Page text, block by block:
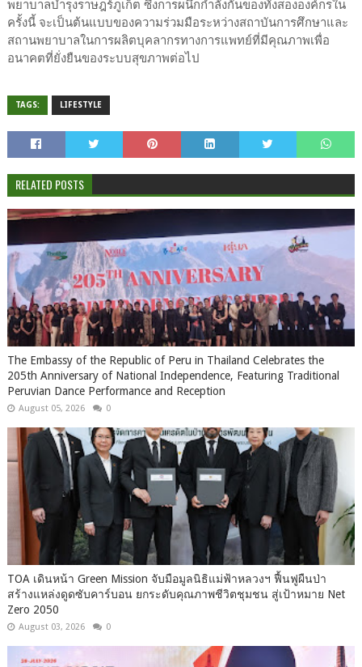
พยาบาลบำรุงราษฎร์ภูเก็ต ซึ่งการผนึกกำลังกันของทั้งสององค์กรใน
ครั้งนี้ จะเป็นต้นแบบของความร่วมมือระหว่างสถาบันการศึกษาและ
สถานพยาบาลในการผลิตบุคลากรทางการแพทย์ที่มีคุณภาพเพื่อ
อนาคตที่ยั่งยืนของระบบสุขภาพต่อไป
TAGS: LIFESTYLE
RELATED POSTS
The Embassy of the Republic of Peru in Thailand Celebrates the
205th Anniversary of National Independence, Featuring Traditional
Peruvian Dance Performance and Reception
August 05, 2026 0
TOA เดินหน้า Green Mission จับมือมูลนิธิแม่ฟ้าหลวงฯ ฟื้นฟูผืนป่า
สร้างแหล่งดูดซับคาร์บอน ยกระดับคุณภาพชีวิตชุมชน สู่เป้าหมาย Net
Zero 2050
August 03, 2026 0